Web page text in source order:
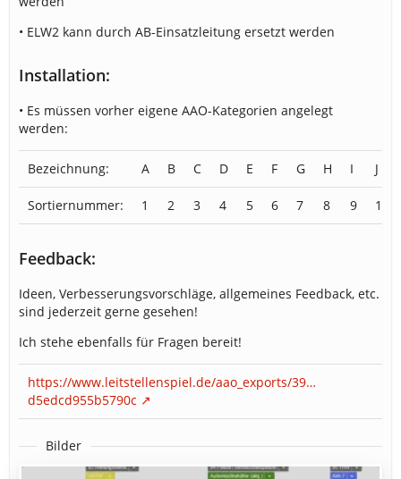
• ELW2 kann durch AB-Einsatzleitung ersetzt werden
Installation:
• Es müssen vorher eigene AAO-Kategorien angelegt
werden:
Bezeichnung: A B C D E F G H I J
Sortiernummer: 1 2 3 4 5 6 7 8 9 10
Feedback:
Ideen, Verbesserungsvorschläge, allgemeines Feedback, etc.
sind jederzeit gerne gesehen!
Ich stehe ebenfalls für Fragen bereit!
https://www.leitstellenspiel.de/aao_exports/39…
d5edcd955b5790c
Bilder